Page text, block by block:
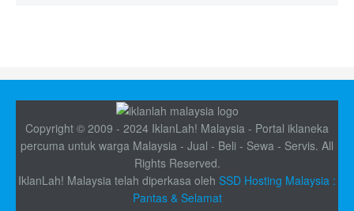
Copyright © 2009 - 2024 IklanLah! Malaysia - Portal iklaneka
percuma untuk warga Malaysia - Jual - Beli - Sewa - Servis. All
Rights Reserved.
IklanLah! Malaysia telah diperkasa oleh SSD Hosting Malaysia :
Pantas & Selamat